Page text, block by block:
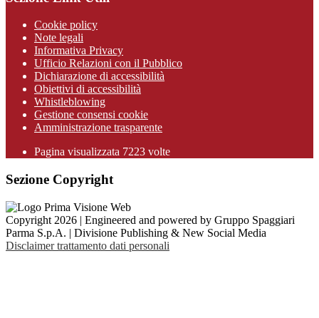
Cookie policy
Note legali
Informativa Privacy
Ufficio Relazioni con il Pubblico
Dichiarazione di accessibilità
Obiettivi di accessibilità
Whistleblowing
Gestione consensi cookie
Amministrazione trasparente
Pagina visualizzata 7223 volte
Sezione Copyright
Copyright 2026 | Engineered and powered by Gruppo Spaggiari
Parma S.p.A. | Divisione Publishing & New Social Media
Disclaimer trattamento dati personali